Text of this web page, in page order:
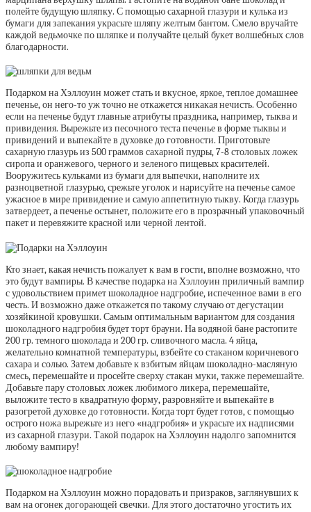
полейте будущую шляпку. С помощью сахарной глазури и кулька из
бумаги для запекания украсьте шляпу желтым бантом. Смело вручайте
каждой ведьмочке по шляпке и получайте целый букет волшебных слов
благодарности.
Подарком на Хэллоуин может стать и вкусное, яркое, теплое домашнее
печенье, он него-то уж точно не откажется никакая нечисть. Особенно
если на печенье будут главные атрибуты праздника, например, тыква и
привидения. Вырежьте из песочного теста печенье в форме тыквы и
привидений и выпекайте в духовке до готовности. Приготовьте
сахарную глазурь из 500 граммов сахарной пудры, 7-8 столовых ложек
сиропа и оранжевого, черного и зеленого пищевых красителей.
Вооружитесь кульками из бумаги для выпечки, наполните их
разноцветной глазурью, срежьте уголок и нарисуйте на печенье самое
ужасное в мире привидение и самую аппетитную тыкву. Когда глазурь
затвердеет, а печенье остынет, положите его в прозрачный упаковочный
пакет и перевяжите красной или черной лентой.
Кто знает, какая нечисть пожалует к вам в гости, вполне возможно, что
это будут вампиры. В качестве подарка на Хэллоуин приличный вампир
с удовольствием примет шоколадное надгробие, испеченное вами в его
честь. И возможно даже откажется по такому случаю от дегустации
хозяйкиной кровушки. Самым оптимальным вариантом для создания
шоколадного надгробия будет торт брауни. На водяной бане растопите
200 гр. темного шоколада и 200 гр. сливочного масла. 4 яйца,
желательно комнатной температуры, взбейте со стаканом коричневого
сахара и солью. Затем добавьте к взбитым яйцам шоколадно-масляную
смесь, перемешайте и просейте сверху стакан муки, также перемешайте.
Добавьте пару столовых ложек любимого ликера, перемешайте,
выложите тесто в квадратную форму, разровняйте и выпекайте в
разогретой духовке до готовности. Когда торт будет готов, с помощью
острого ножа вырежьте из него «надгробия» и украсьте их надписями
из сахарной глазури. Такой подарок на Хэллоуин надолго запомнится
любому вампиру!
Подарком на Хэллоуин можно порадовать и призраков, заглянувших к
вам на огонек догорающей свечки. Для этого достаточно угостить их